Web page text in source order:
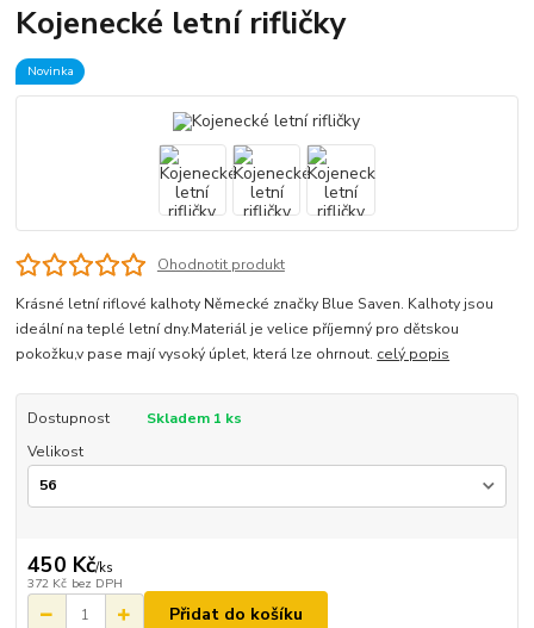
Kojenecké letní rifličky
Novinka
Ohodnotit produkt
Krásné letní riflové kalhoty Německé značky Blue Saven. Kalhoty jsou
ideální na teplé letní dny.Materiál je velice příjemný pro dětskou
pokožku,v pase mají vysoký úplet, která lze ohrnout. celý popis
Dostupnost
Skladem 1 ks
Velikost
450 Kč/ks
372 Kč bez DPH
Přidat do košíku